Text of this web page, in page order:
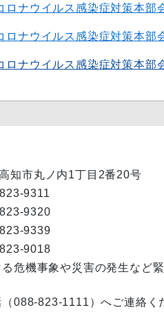
ナウイルス感染症対策本部
ナウイルス感染症対策本部
ナウイルス感染症対策本部
知市丸ノ内1丁目2番20号
9311
9320
9339
9018
危機事象や災害の発生など
088-823-1111）へご連絡く